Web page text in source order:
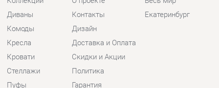
Кресла
Кровати
Стеллажи
Пуфы
Столы
Стулья
Доставка и Оплата
Скидки и Акции
Политика
Гарантия
Помощь